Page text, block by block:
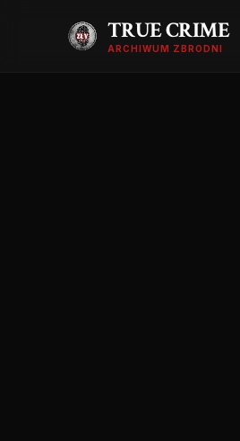
TRUE CRIME
ARCHIWUM ZBRODNI